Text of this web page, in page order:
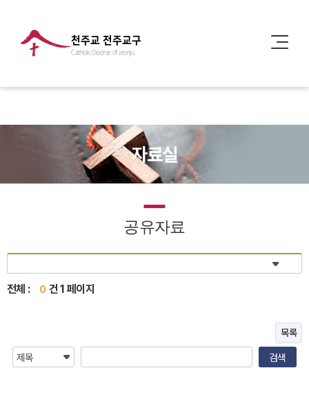
천주교 전주교구
Catholic Diocese of Jeonju
자료실
공유자료
전체 : 0 건 1 페이지
목록